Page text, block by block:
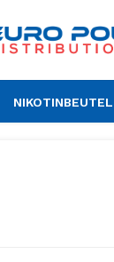
NIKOTINBEUTEL